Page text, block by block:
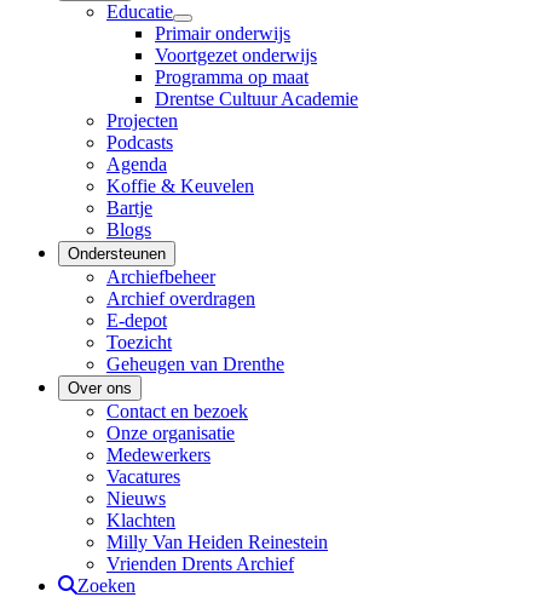
Educatie
Primair onderwijs
Voortgezet onderwijs
Programma op maat
Drentse Cultuur Academie
Projecten
Podcasts
Agenda
Koffie & Keuvelen
Bartje
Blogs
Ondersteunen
Archiefbeheer
Archief overdragen
E-depot
Toezicht
Geheugen van Drenthe
Over ons
Contact en bezoek
Onze organisatie
Medewerkers
Vacatures
Nieuws
Klachten
Milly Van Heiden Reinestein
Vrienden Drents Archief
Zoeken